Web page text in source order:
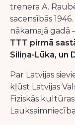
trenera A.
sacensībās
nākamajā gadā
TTT pirmā
Siliņa-Lūka, un
Par Latvijas
kļūst Latvijas
Fiziskās